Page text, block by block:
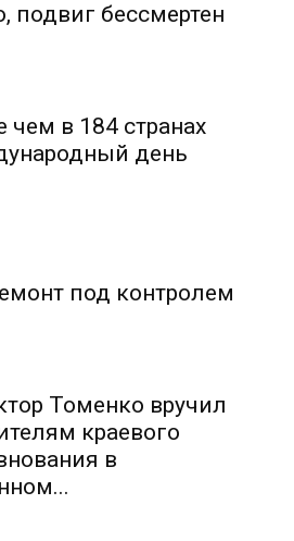
подвиг бессмертен
чем в 184 странах
день
под контролем
Томенко вручил
краевого
в